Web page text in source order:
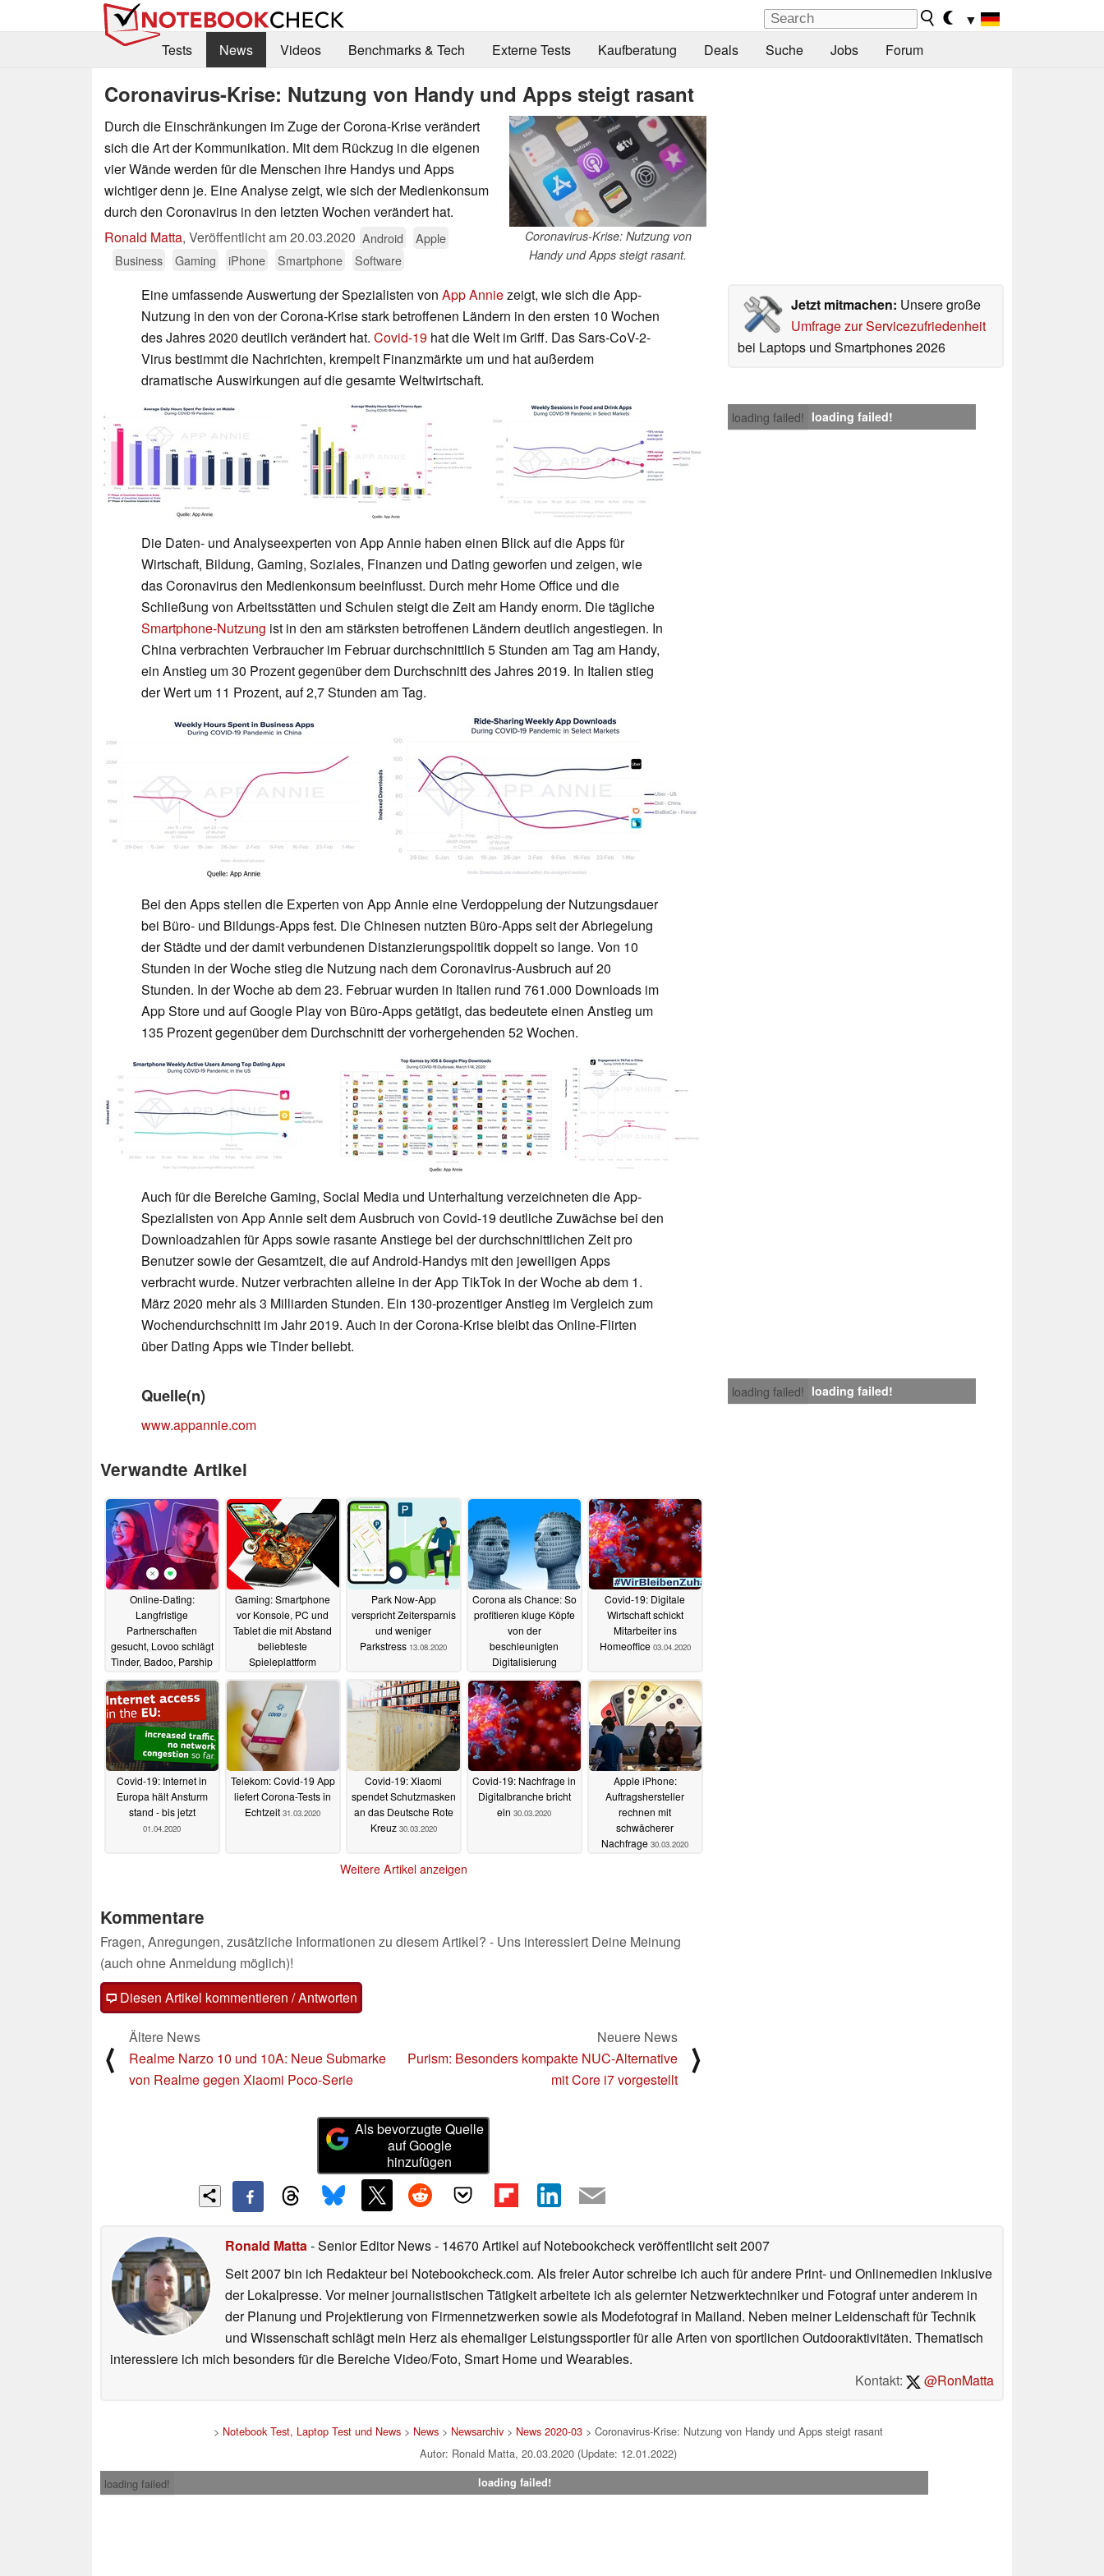
▼
Tests
News Videos Benchmarks & Tech Externe Tests Kaufberatung Deals Suche Jobs Forum
Coronavirus-Krise: Nutzung von Handy und Apps steigt rasant
Coronavirus-Krise: Nutzung von
Handy und Apps steigt rasant.
Durch die Einschränkungen im Zuge der Corona-Krise verändert
sich die Art der Kommunikation. Mit dem Rückzug in die eigenen
vier Wände werden für die Menschen ihre Handys und Apps
wichtiger denn je. Eine Analyse zeigt, wie sich der Medienkonsum
durch den Coronavirus in den letzten Wochen verändert hat.
Ronald Matta, Veröffentlicht am20.03.2020 Android
Apple
Business
Gaming iPhone Smartphone Software
Jetzt mitmachen: Unsere große
Umfrage zur Servicezufriedenheit
bei Laptops und Smartphones 2026
Eine umfassende Auswertung der Spezialisten von App Anniezeigt, wie sich die App-
Nutzung in den von der Corona-Krise stark betroffenen Ländern in den ersten 10 Wochen
des Jahres 2020 deutlich verändert hat. Covid-19 hat die Welt im Griff. Das Sars-CoV-2-
Virus bestimmt die Nachrichten, krempelt Finanzmärkte um und hat außerdem
dramatische Auswirkungen auf die gesamte Weltwirtschaft.
loading failed! loading failed!
Die Daten- und Analyseexperten von App Annie haben einen Blick auf die Apps für
Wirtschaft, Bildung, Gaming, Soziales, Finanzen und Dating geworfen und zeigen, wie
das Coronavirus den Medienkonsum beeinflusst. Durch mehr Home Office und die
Schließung von Arbeitsstätten und Schulen steigt die Zeit am Handy enorm. Die tägliche
Smartphone-Nutzung ist in den am stärksten betroffenen Ländern deutlich angestiegen. In
China verbrachten Verbraucher im Februar durchschnittlich 5 Stunden am Tag am Handy,
ein Anstieg um 30 Prozent gegenüber dem Durchschnitt des Jahres 2019. In Italien stieg
der Wert um 11 Prozent, auf 2,7 Stunden am Tag.
Bei den Apps stellen die Experten von App Annie eine Verdoppelung der Nutzungsdauer
bei Büro- und Bildungs-Apps fest. Die Chinesen nutzten Büro-Apps seit der Abriegelung
der Städte und der damit verbundenen Distanzierungspolitik doppelt so lange. Von 10
Stunden in der Woche stieg die Nutzung nach dem Coronavirus-Ausbruch auf 20
Stunden. In der Woche ab dem 23. Februar wurden in Italien rund 761.000 Downloads im
App Store und auf Google Play von Büro-Apps getätigt, das bedeutete einen Anstieg um
135 Prozent gegenüber dem Durchschnitt der vorhergehenden 52 Wochen.
Auch für die Bereiche Gaming, Social Media und Unterhaltung verzeichneten die App-
Spezialisten von App Annie seit dem Ausbruch von Covid-19 deutliche Zuwächse bei den
Downloadzahlen für Apps sowie rasante Anstiege bei der durchschnittlichen Zeit pro
Benutzer sowie der Gesamtzeit, die auf Android-Handys mit den jeweiligen Apps
verbracht wurde. Nutzer verbrachten alleine in der App TikTok in der Woche ab dem 1.
März 2020 mehr als 3 Milliarden Stunden. Ein 130-prozentiger Anstieg im Vergleich zum
Wochendurchschnitt im Jahr 2019. Auch in der Corona-Krise bleibt das Online-Flirten
über Dating Apps wie Tinder beliebt.
loading failed! loading failed!
Quelle(n)
www.appannie.com
Verwandte Artikel
Online-Dating:
Langfristige
Partnerschaften
gesucht, Lovoo schlägt
Tinder, Badoo, Parship
14.02.2023
Gaming: Smartphone
vor Konsole, PC und
Tablet die mit Abstand
beliebteste
Spieleplattform
19.07.2022
Park Now-App
verspricht Zeitersparnis
und weniger
Parkstress 13.08.2020
Corona als Chance: So
profitieren kluge Köpfe
von der
beschleunigten
Digitalisierung
07.04.2020
Covid-19: Digitale
Wirtschaft schickt
Mitarbeiter ins
Homeoffice 03.04.2020
Covid-19: Internet in
Europa hält Ansturm
stand - bis jetzt
01.04.2020
Telekom: Covid-19 App
liefert Corona-Tests in
Echtzeit 31.03.2020
Covid-19: Xiaomi
spendet Schutzmasken
an das Deutsche Rote
Kreuz 30.03.2020
Covid-19: Nachfrage in
Digitalbranche bricht
ein 30.03.2020
Apple iPhone:
Auftragshersteller
rechnen mit
schwächerer
Nachfrage 30.03.2020
Weitere Artikel anzeigen
Kommentare
Fragen, Anregungen, zusätzliche Informationen zu diesem Artikel? - Uns interessiert Deine Meinung
(auch ohne Anmeldung möglich)!
Diesen Artikel kommentieren / Antworten
⟨
Ältere News
Realme Narzo 10 und 10A: Neue Submarke
von Realme gegen Xiaomi Poco-Serie
Neuere News
Purism: Besonders kompakte NUC-Alternative
mit Core i7 vorgestellt
⟩
Als bevorzugte Quelle
auf Google
hinzufügen
Ronald Matta- Senior Editor News- 14670 Artikel auf Notebookcheck veröffentlichtseit 2007
Seit 2007 bin ich Redakteur bei Notebookcheck.com. Als freier Autor schreibe ich auch für andere Print- und Onlinemedien inklusive
der Lokalpresse. Vor meiner journalistischen Tätigkeit arbeitete ich als gelernter Netzwerktechniker und Fotograf unter anderem in
der Planung und Projektierung von Firmennetzwerken sowie als Modefotograf in Mailand. Neben meiner Leidenschaft für Technik
und Wissenschaft schlägt mein Herz als ehemaliger Leistungssportler für alle Arten von sportlichen Outdooraktivitäten. Thematisch
interessiere ich mich besonders für die Bereiche Video/Foto, Smart Home und Wearables.
Kontakt:
@RonMatta
> Notebook Test, Laptop Test und News> News> Newsarchiv> News 2020-03> Coronavirus-Krise: Nutzung von Handy und Apps steigt rasant
Autor: Ronald Matta, 20.03.2020 (Update: 12.01.2022)
loading failed!
loading failed!